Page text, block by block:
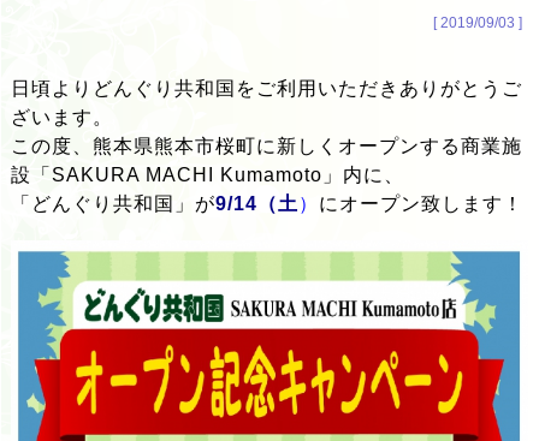
[ 2019/09/03 ]
日頃よりどんぐり共和国をご利用いただきありがとうご
ざいます。
この度、熊本県熊本市桜町に新しくオープンする商業施
設「SAKURA MACHI Kumamoto」内に、
「どんぐり共和国」が9/14（土 ） にオープン致します！